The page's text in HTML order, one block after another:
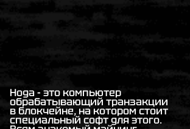
Нода - это компьютер
обрабатывающий транзакции
в блокчейне, на котором стоит
специальный софт для этого.